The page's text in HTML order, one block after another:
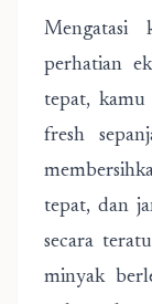
Mengatasi
perhatian
tepat,
fresh
tepat, dan
secara
minyak